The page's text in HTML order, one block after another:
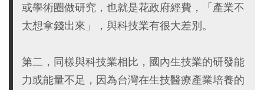
或學術圈做研究，也就是花政府經費，「產業不
太想拿錢出來」，與科技業有很大差別。
第二，同樣與科技業相比，國內生技業的研發能
力或能量不足，因為台灣在生技醫療產業培養的